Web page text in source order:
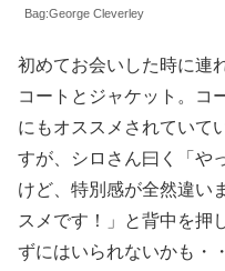
Bag:George Cleverley
初めてお会いした時に連
コートとジャケット。コ
にもオススメされていて
すが、シロさん曰く「や
けど、特別感が全然違い
スメです！」と背中を押
ずにはいられないかも・